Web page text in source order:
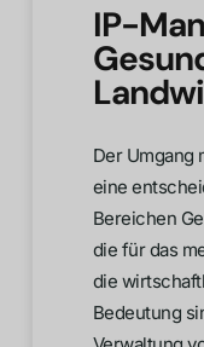
IP-
Der Umgang
eine
Bereichen
die für das
die
Bedeutung